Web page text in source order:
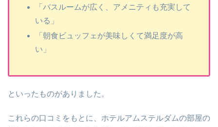
「バスルームが広く、アメニティも充実して
いる」
「朝食ビュッフェが美味しくて満足度が高
い」
といったものがありました。
これらの口コミをもとに、ホテルアムステルダムの部屋の